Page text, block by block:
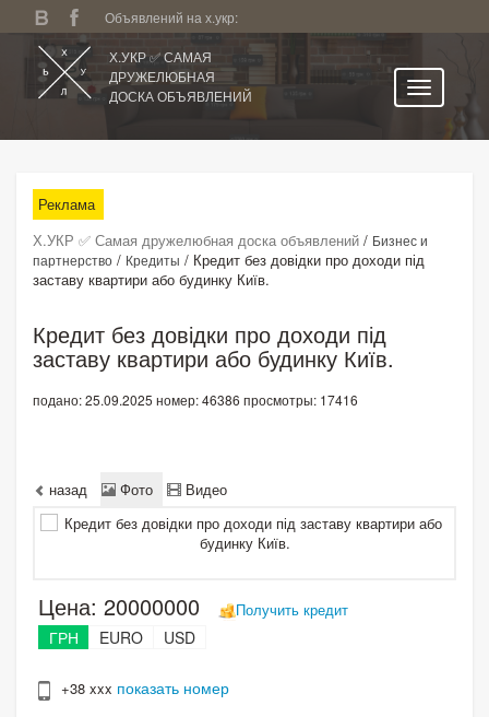
Объявлений на х.укр:
Х.УКР ✅ САМАЯ
ДРУЖЕЛЮБНАЯ
ДОСКА ОБЪЯВЛЕНИЙ
Все регионы
Категории
Избранное
Личный кабинет
Поиск по сайту
Подать объявление
Реклама
Х.УКР ✅ Самая дружелюбная доска объявлений / Бизнес и
партнерство / Кредиты / Кредит без довідки про доходи під
заставу квартири або будинку Київ.
Кредит без довідки про доходи під
заставу квартири або будинку Київ.
подано: 25.09.2025 номер: 46386 просмотры: 17416
назад Фото Видео
Цена: 20000000 Получить кредит
ГРН EURO USD
+38 xxx показать номер